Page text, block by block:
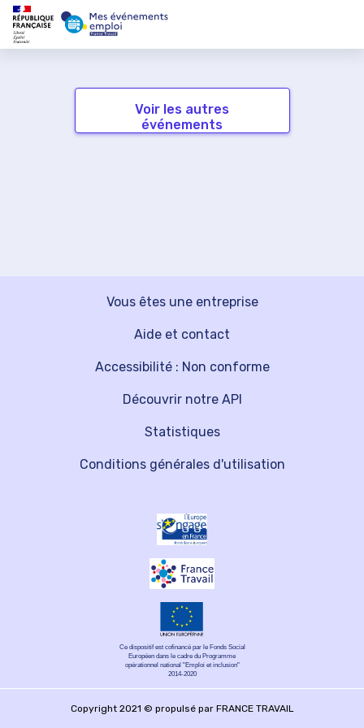
Voir les autres
événements
Vous êtes une entreprise
Découvrir notre API
Aide et contact
Statistiques
Accessibilité : Non conforme
Conditions générales d'utilisation
Ce dispositif est cofinancé par le Fonds Social
Européen dans le cadre du Programme
opérationnel national "Emploi et inclusion"
2014-2020
Copyright 2021 © propulsé par FRANCE TRAVAIL